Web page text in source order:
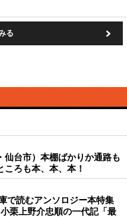
る
仙台市）本棚ばかりか通路も
ろも本、本、本！
で読むアンソロジー本特集
栗上野介忠順の一代記「最